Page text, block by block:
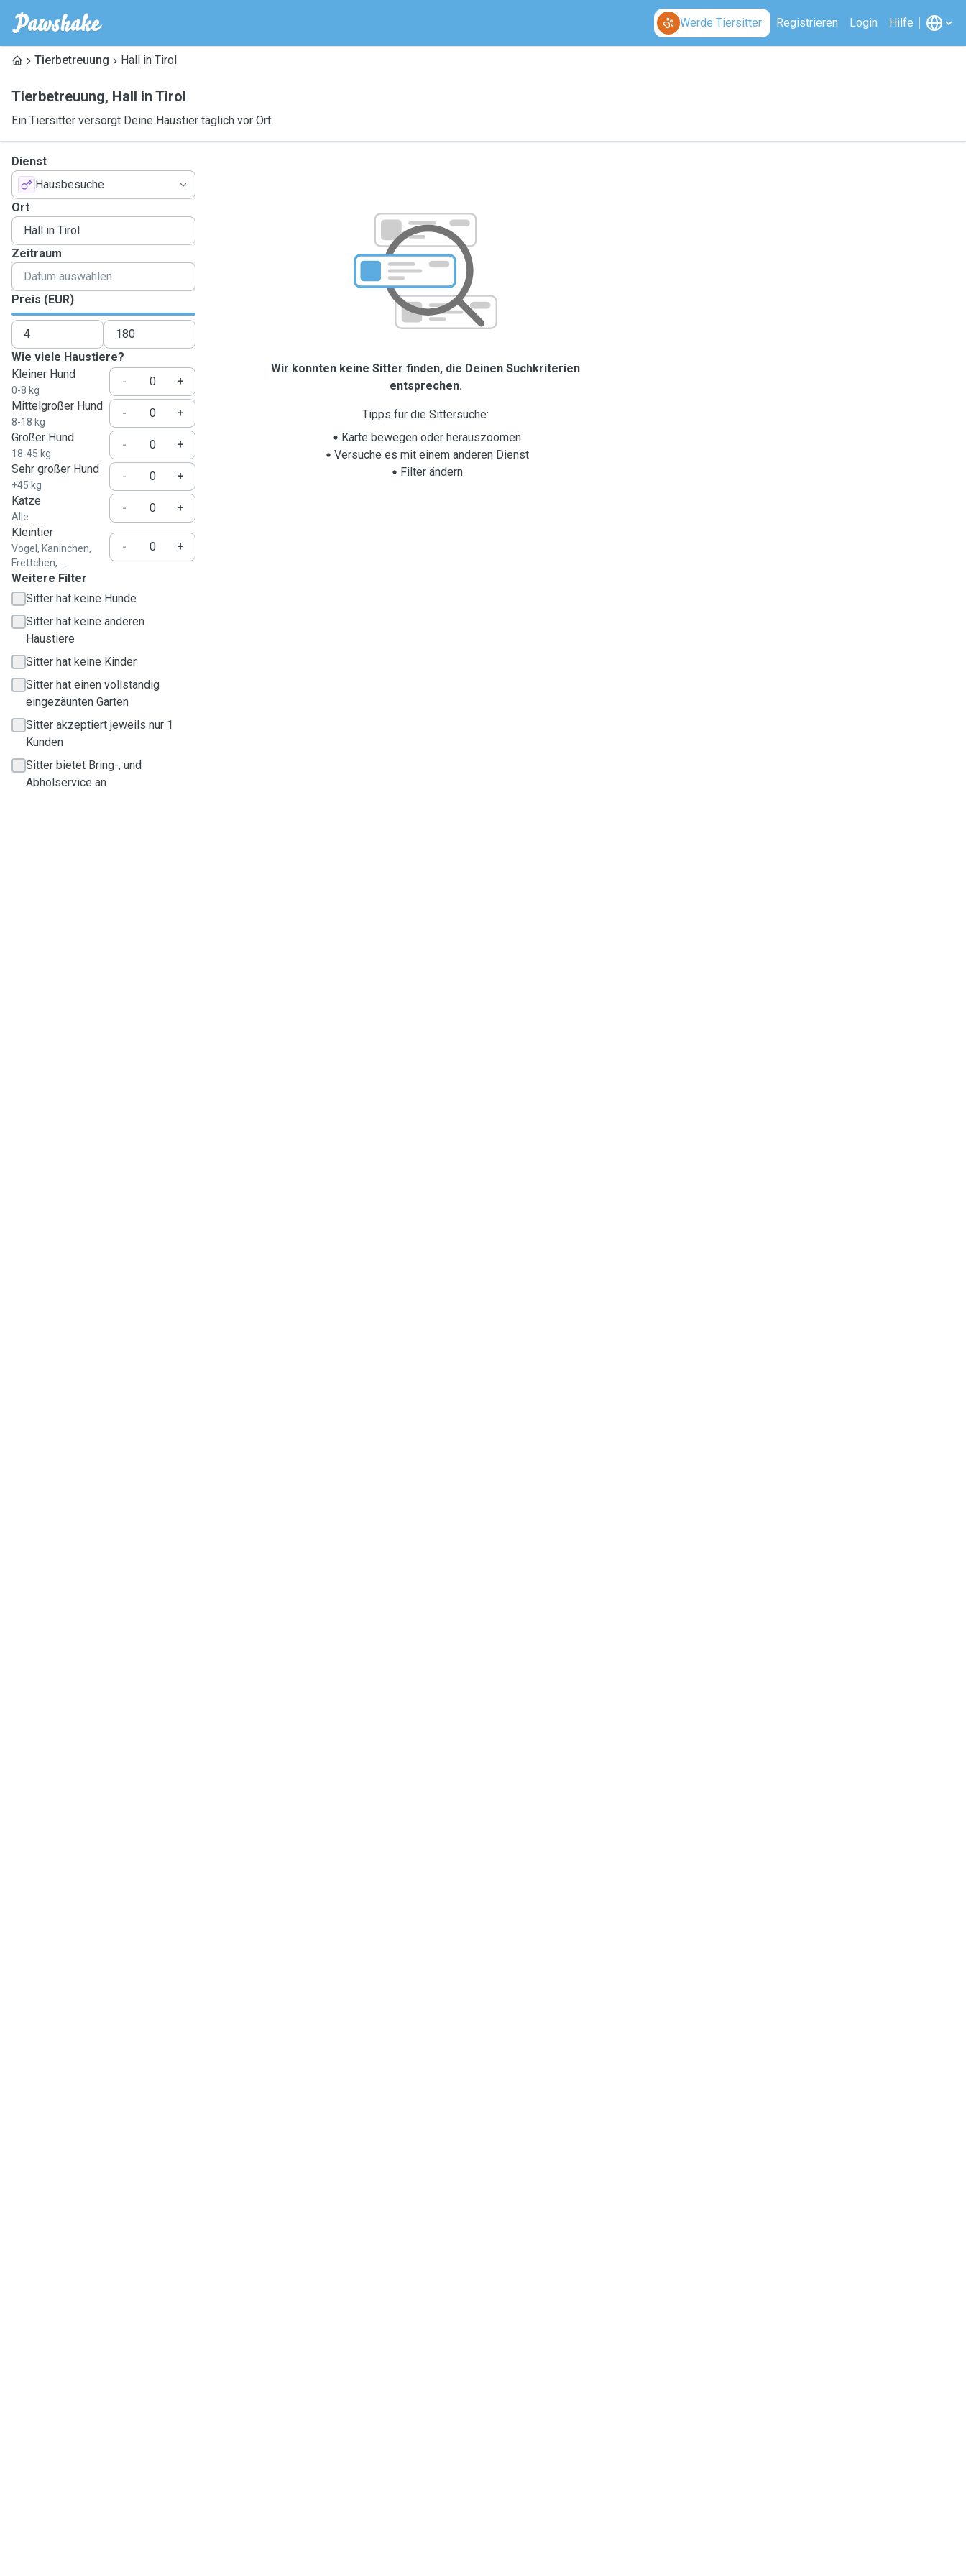
Werde Tiersitter Registrieren Login Hilfe
Tierbetreuung Hall in Tirol
Tierbetreuung, Hall in Tirol
Ein Tiersitter versorgt Deine Haustier täglich vor Ort
Dienst
Hausbesuche
Ort
Zeitraum
Preis (EUR)
Wie viele Haustiere?
Kleiner Hund
0-8 kg
-
+
Mittelgroßer Hund
8-18 kg
-
+
Großer Hund
18-45 kg
-
+
Sehr großer Hund
+45 kg
-
+
Katze
Alle
-
+
Kleintier
Vogel, Kaninchen,
Frettchen, ...
- +
Weitere Filter
Sitter hat keine Hunde
Sitter hat keine anderen
Haustiere
Sitter hat keine Kinder
Sitter hat einen vollständig
eingezäunten Garten
Sitter akzeptiert jeweils nur 1
Kunden
Sitter bietet Bring-, und
Abholservice an
Wir konnten keine Sitter finden, die Deinen Suchkriterien
entsprechen.
Tipps für die Sittersuche:
Karte bewegen oder herauszoomen
Versuche es mit einem anderen Dienst
Filter ändern